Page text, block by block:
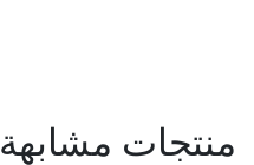
منتجات مشابهة